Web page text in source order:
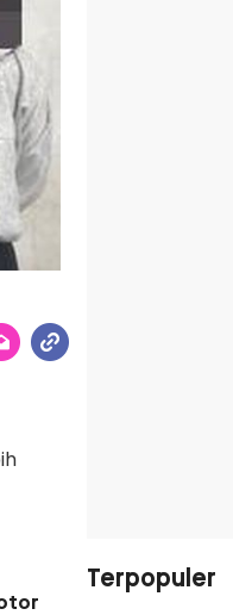
Terpopuler